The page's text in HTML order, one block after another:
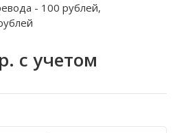
- 100 рублей,
р. с учетом